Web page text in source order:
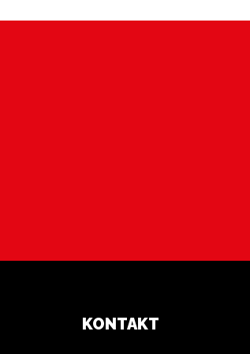
KONTAKT